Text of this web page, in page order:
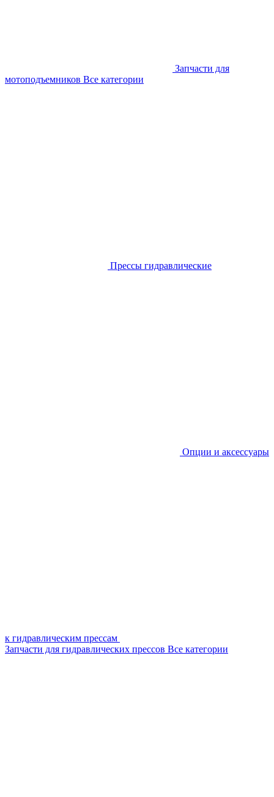
Запчасти для
мотоподъемников Все категории
Прессы гидравлические
Опции и аксессуары
к гидравлическим прессам
Запчасти для гидравлических прессов Все категории